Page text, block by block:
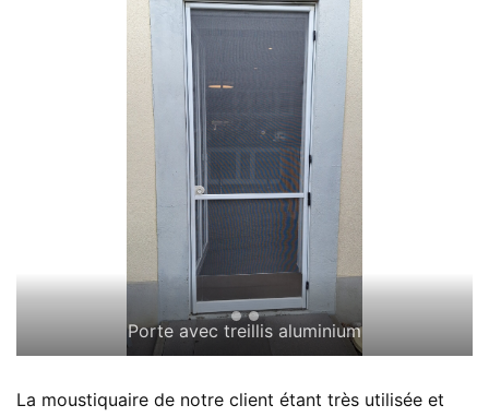
Porte avec treillis aluminium
La moustiquaire de notre client étant très utilisée et